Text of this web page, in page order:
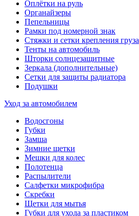
Оплётки на руль
Органайзеры
Пепельницы
Рамки под номерной знак
Стяжки и сетки крепления груза
Тенты на автомобиль
Шторки солнцезащитные
Зеркала (дополнительные)
Сетки для защиты радиатора
Подушки
Уход за автомобилем
Водосгоны
Губки
Замша
Зимние щетки
Мешки для колес
Полотенца
Распылители
Салфетки микрофибра
Скребки
Щетки для мытья
Губки для ухода за пластиком